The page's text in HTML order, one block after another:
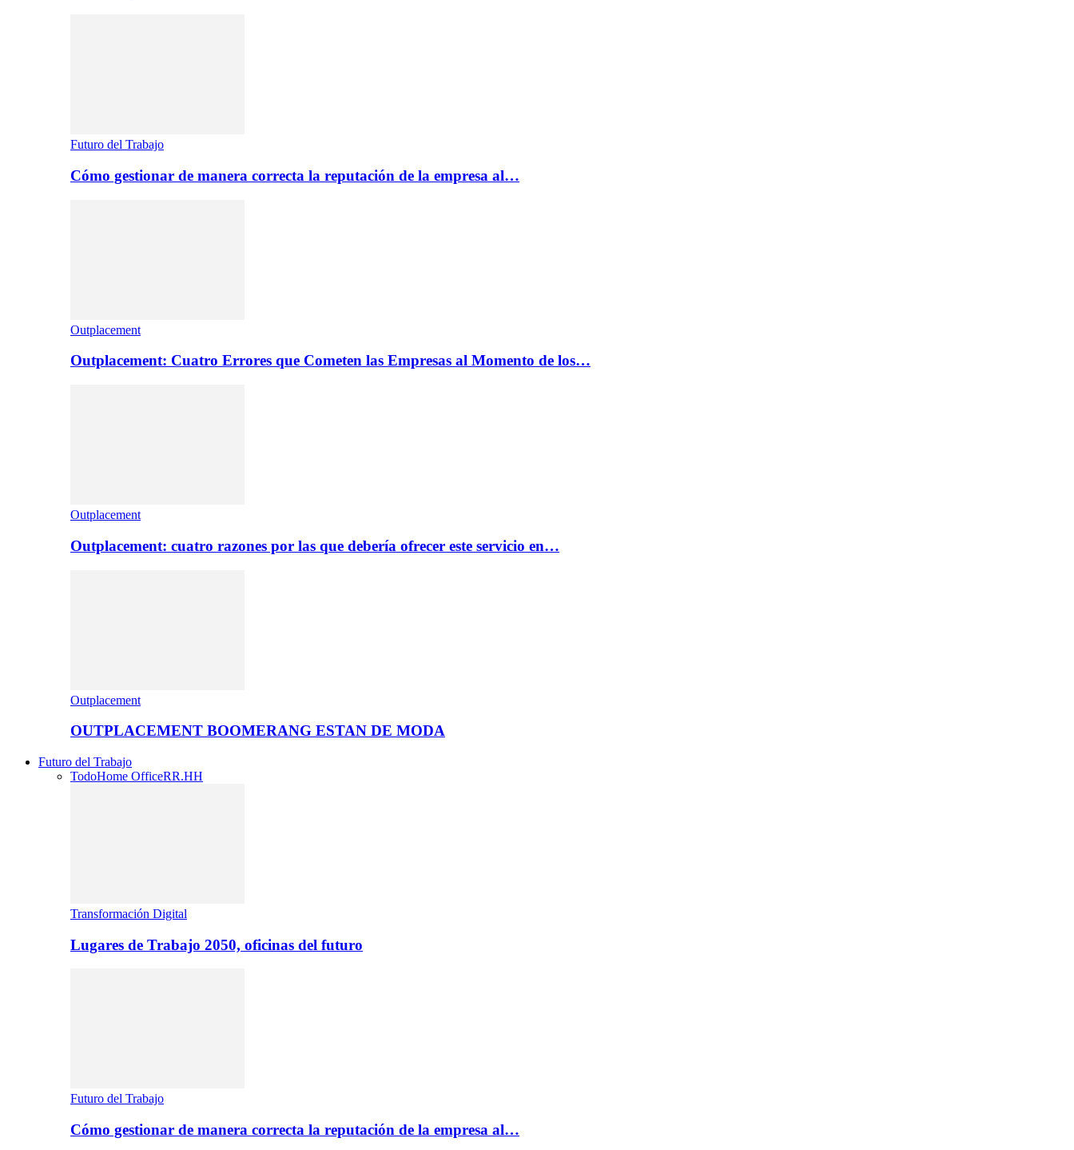
Futuro del Trabajo
Cómo gestionar de manera correcta la reputación de la empresa al…
Outplacement
Outplacement: Cuatro Errores que Cometen las Empresas al Momento de los…
Outplacement
Outplacement: cuatro razones por las que debería ofrecer este servicio en…
Outplacement
OUTPLACEMENT BOOMERANG ESTAN DE MODA
Futuro del Trabajo
TodoHome OfficeRR.HH
Transformación Digital
Lugares de Trabajo 2050, oficinas del futuro
Futuro del Trabajo
Cómo gestionar de manera correcta la reputación de la empresa al…